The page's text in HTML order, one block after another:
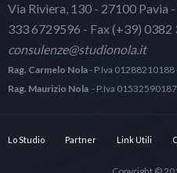
Via Riviera, 130 - 27100 Pavia
333 6729596 - Fax (+39) 0382
consulenze@studionola.it
Rag. Carmelo Nola- P.Iva 01288210188
Rag. Maurizio Nola - P.Iva
Lo Studio Partner Link Utili